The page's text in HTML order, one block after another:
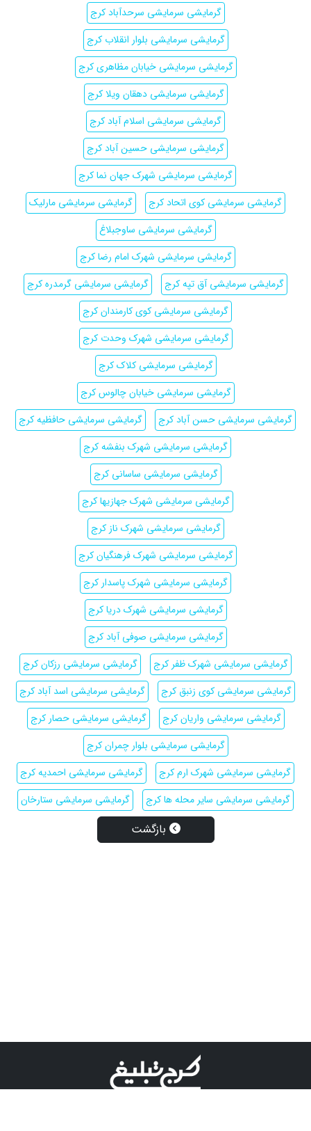
گرمایشی سرمایشی سرحدآباد کرج
گرمایشی سرمایشی بلوار انقلاب کرج
گرمایشی سرمایشی خیابان مظاهری کرج
گرمایشی سرمایشی دهقان ویلا کرج
گرمایشی سرمایشی اسلام آباد کرج
گرمایشی سرمایشی حسین آباد کرج
گرمایشی سرمایشی شهرک جهان نما کرج
گرمایشی سرمایشی کوی اتحاد کرج
گرمایشی سرمایشی مارلیک
گرمایشی سرمایشی ساوجبلاغ
گرمایشی سرمایشی شهرک امام رضا کرج
گرمایشی سرمایشی آق تپه کرج
گرمایشی سرمایشی گرمدره کرج
گرمایشی سرمایشی کوی کارمندان کرج
گرمایشی سرمایشی شهرک وحدت کرج
گرمایشی سرمایشی کلاک کرج
گرمایشی سرمایشی خیابان چالوس کرج
گرمایشی سرمایشی حسن آباد کرج
گرمایشی سرمایشی حافظیه کرج
گرمایشی سرمایشی شهرک بنفشه کرج
گرمایشی سرمایشی ساسانی کرج
گرمایشی سرمایشی شهرک جهازیها کرج
گرمایشی سرمایشی شهرک ناز کرج
گرمایشی سرمایشی شهرک فرهنگیان کرج
گرمایشی سرمایشی شهرک پاسدار کرج
گرمایشی سرمایشی شهرک دریا کرج
گرمایشی سرمایشی صوفی آباد کرج
گرمایشی سرمایشی شهرک ظفر کرج
گرمایشی سرمایشی رزکان کرج
گرمایشی سرمایشی کوی زنبق کرج
گرمایشی سرمایشی اسد آباد کرج
گرمایشی سرمایشی واریان کرج
گرمایشی سرمایشی حصار کرج
گرمایشی سرمایشی بلوار چمران کرج
گرمایشی سرمایشی شهرک ارم کرج
گرمایشی سرمایشی احمدیه کرج
گرمایشی سرمایشی سایر محله ها کرج
گرمایشی سرمایشی ستارخان
بازگشت